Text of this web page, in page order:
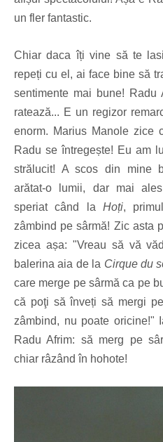
un fler fantastic.
Chiar daca îți vine să te
repeți cu el, ai face bine să
sentimente mai bune!
ratează... E un regizor
enorm. Marius Manole zice
Radu se întregește! Eu am
strălucit! A scos din mine
arătat-o lumii, dar mai
speriat când la Hoți,
zâmbind pe sârmă! Zic asta
zicea așa: "Vreau să vă
balerina aia de la Cirque du
care merge pe sârmă ca pe
că poţi să înveți să mergi
zâmbind, nu poate oricine!"
Radu Afrim: să merg pe
chiar râzând în hohote!